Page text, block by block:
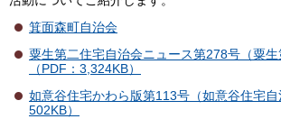
箕面森町自治会
粟生第二住宅自治会ニュース第278号（粟生
（PDF：3,324KB）
如意谷住宅かわら版第113号（如意谷住宅自
502KB）